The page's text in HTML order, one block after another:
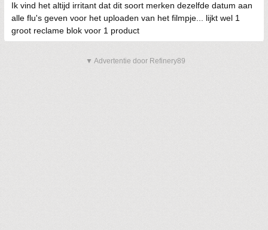
Ik vind het altijd irritant dat dit soort merken dezelfde datum aan
alle flu's geven voor het uploaden van het filmpje... lijkt wel 1
groot reclame blok voor 1 product
▼ Advertentie door Refinery89